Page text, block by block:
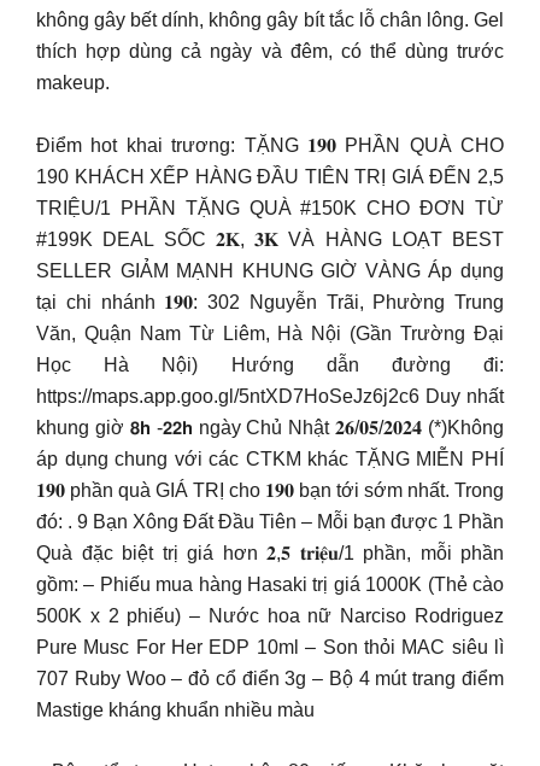
không gây bết dính, không gây bít tắc lỗ chân lông. Gel
thích hợp dùng cả ngày và đêm, có thể dùng trước
makeup.
Điểm hot khai trương: TẶNG 𝟏𝟗𝟎 PHẦN QUÀ CHO
190 KHÁCH XẾP HÀNG ĐẦU TIÊN TRỊ GIÁ ĐẾN 2,5
TRIỆU/1 PHẦN TẶNG QUÀ #150K CHO ĐƠN TỪ
#199K DEAL SỐC 𝟐𝐊, 𝟑𝐊 VÀ HÀNG LOẠT BEST
SELLER GIẢM MẠNH KHUNG GIỜ VÀNG Áp dụng
tại chi nhánh 𝟏𝟗𝟎: 302 Nguyễn Trãi, Phường Trung
Văn, Quận Nam Từ Liêm, Hà Nội (Gần Trường Đại
Học Hà Nội) Hướng dẫn đường đi:
https://maps.app.goo.gl/5ntXD7HoSeJz6j2c6 Duy nhất
khung giờ 𝟴𝗵 -𝟮𝟮𝗵 ngày Chủ Nhật 𝟐𝟔/𝟎𝟓/𝟐𝟎𝟐𝟒 (*)Không
áp dụng chung với các CTKM khác TẶNG MIỄN PHÍ
𝟏𝟗𝟎 phần quà GIÁ TRỊ cho 𝟏𝟗𝟎 bạn tới sớm nhất. Trong
đó: . 9 Bạn Xông Đất Đầu Tiên – Mỗi bạn được 1 Phần
Quà đặc biệt trị giá hơn 𝟐,𝟓 𝐭𝐫𝐢𝐞̣̂𝐮/1 phần, mỗi phần
gồm: – Phiếu mua hàng Hasaki trị giá 1000K (Thẻ cào
500K x 2 phiếu) – Nước hoa nữ Narciso Rodriguez
Pure Musc For Her EDP 10ml – Son thỏi MAC siêu lì
707 Ruby Woo – đỏ cổ điển 3g – Bộ 4 mút trang điểm
Mastige kháng khuẩn nhiều màu